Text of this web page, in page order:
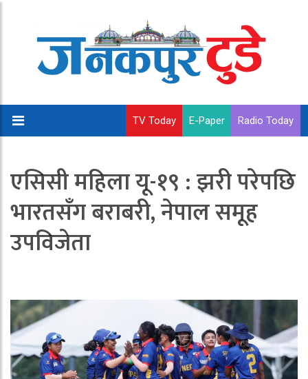
TV Today E-Paper Radio Today
एसिसी महिला यू-१९ : झरी परेपछि
भारतसँग बराबरी, नेपाल समूह
उपविजेता